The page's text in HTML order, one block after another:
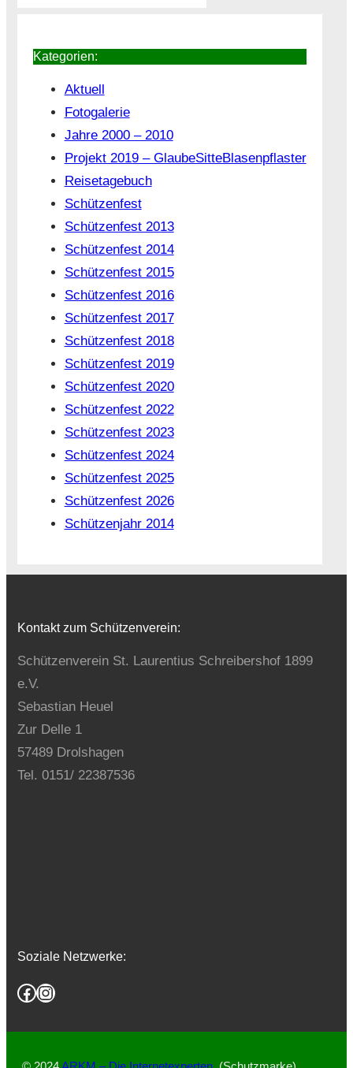
Kategorien:
Aktuell
Fotogalerie
Jahre 2000 – 2010
Projekt 2019 – GlaubeSitteBlasenpflaster
Reisetagebuch
Schützenfest
Schützenfest 2013
Schützenfest 2014
Schützenfest 2015
Schützenfest 2016
Schützenfest 2017
Schützenfest 2018
Schützenfest 2019
Schützenfest 2020
Schützenfest 2022
Schützenfest 2023
Schützenfest 2024
Schützenfest 2025
Schützenfest 2026
Schützenjahr 2014
Kontakt zum Schützenverein:
Schützenverein St. Laurentius Schreibershof 1899
e.V.
Sebastian Heuel
Zur Delle 1
57489 Drolshagen
Tel. 0151/ 22387536
Soziale Netzwerke:
Facebook Instagram